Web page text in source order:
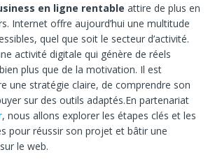
en ligne rentable attire de plus en
Internet offre aujourd’hui une multitude
quel que soit le secteur d’activité.
activité digitale qui génère de réels
plus que de la motivation. Il est
une stratégie claire, de comprendre son
sur des outils adaptés.En partenariat
, nous allons explorer les étapes clés et les
pour réussir son projet et bâtir une
le web.